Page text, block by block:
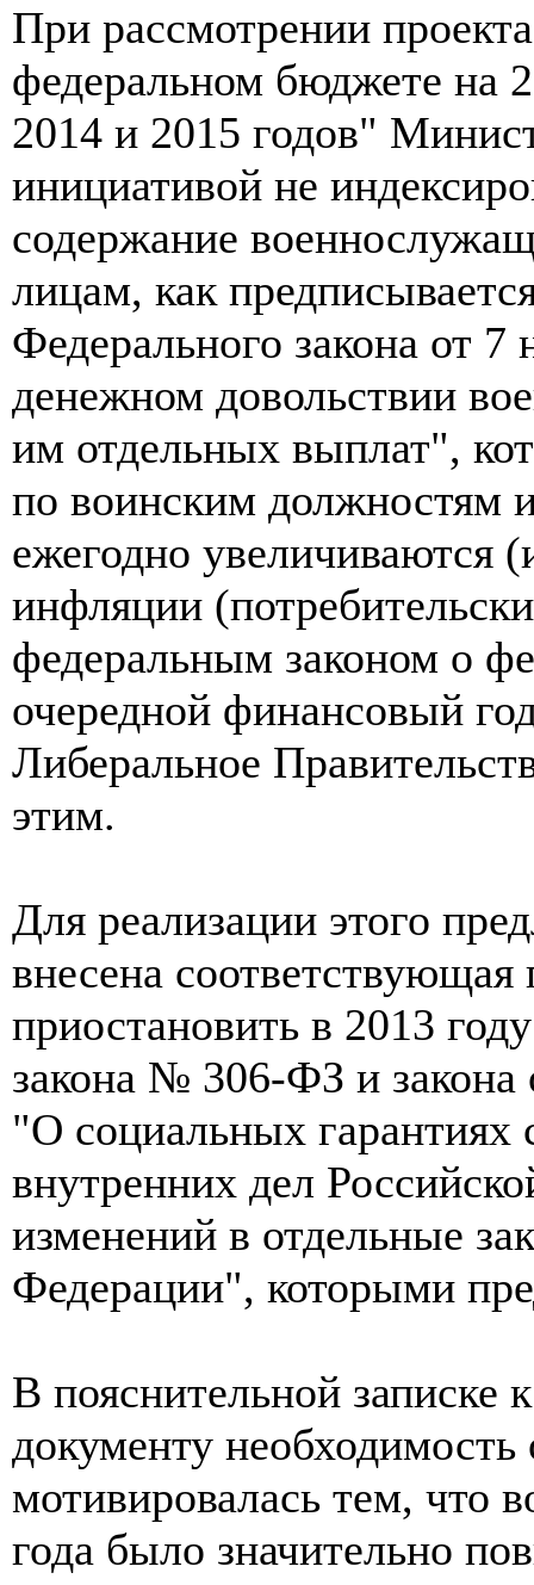
При рассмотрении
федеральном бюджете на
2014 и 2015 годов"
инициативой не
содержание
лицам, как
Федерального закона от
денежном довольствии
им отдельных выплат",
по воинским должностям
ежегодно увеличиваются
инфляции
федеральным законом о
очередной финансовый
Либеральное
этим.
Для реализации этого
внесена соответствующая
приостановить в 2013
закона № 306-ФЗ и
"О социальных гарантиях
внутренних дел
изменений в отдельные
Федерации", которыми
В пояснительной
документу необходимость
мотивировалась тем, что
года было значительно